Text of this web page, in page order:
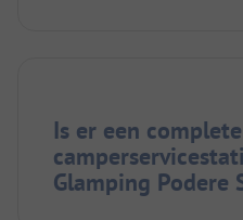
Is er een complete
Glamping Podere